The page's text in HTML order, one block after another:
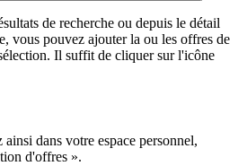
de recherche ou depuis le détail
vous pouvez ajouter la ou les offres de
Il suffit de cliquer sur l'icône
dans votre espace personnel,
d'offres ».